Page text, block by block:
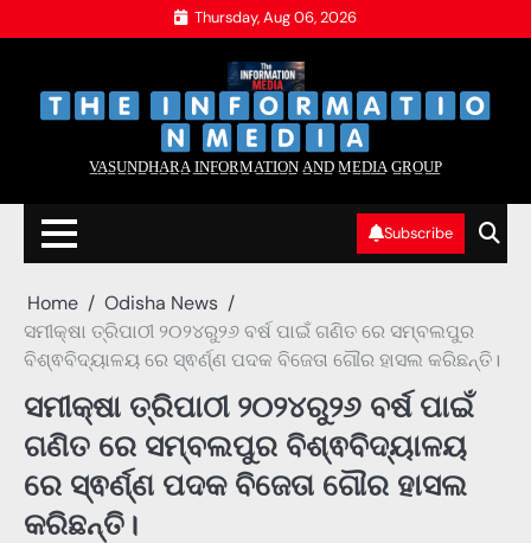
to
Thursday, Aug 06, 2026
V̲A̲S̲U̲N̲D̲H̲A̲R̲A̲ I̲N̲F̲O̲R̲M̲A̲T̲I̲O̲N̲ A̲N̲D̲ M̲E̲D̲I̲A̲ G̲R̲O̲U̲P̲
Subscribe
Home
Odisha News
ସମୀକ୍ଷା ତ୍ରିପାଠୀ ୨୦୨୪ରୁ୨୬ ବର୍ଷ ପାଇଁ ଗଣିତ ରେ ସମ୍ବଲପୁର
ବିଶ୍ଵବିଦ୍ୟାଳୟ ରେ ସ୍ଵର୍ଣ୍ଣ ପଦକ ବିଜେତା ଗୌର ହାସଲ କରିଛନ୍ତି।
ସମୀକ୍ଷା ତ୍ରିପାଠୀ ୨୦୨୪ରୁ୨୬ ବର୍ଷ ପାଇଁ
ଗଣିତ ରେ ସମ୍ବଲପୁର ବିଶ୍ଵବିଦ୍ୟାଳୟ
ରେ ସ୍ଵର୍ଣ୍ଣ ପଦକ ବିଜେତା ଗୌର ହାସଲ
କରିଛନ୍ତି।